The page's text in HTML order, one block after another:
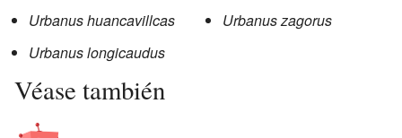
Urbanus huancavillcas
Urbanus longicaudus
Urbanus zagorus
Véase también